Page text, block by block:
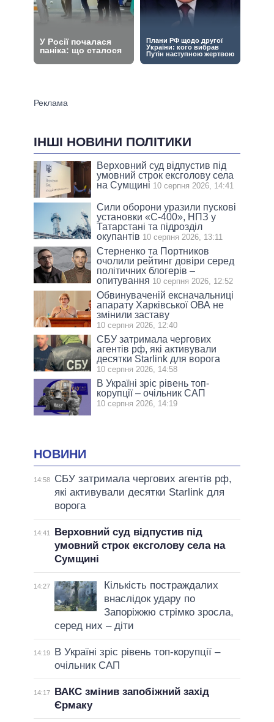
ІНШІ НОВИНИ ПОЛІТИКИ
Верховний суд відпустив під
умовний строк ексголову села
на Сумщині 10 серпня 2026, 14:41
Сили оборони уразили пускові
установки «С-400», НПЗ у
Татарстані та підрозділ
окупантів 10 серпня 2026, 13:11
Стерненко та Портников
очолили рейтинг довіри серед
політичних блогерів –
опитування 10 серпня 2026, 12:52
Обвинуваченій ексначальниці
апарату Харківської ОВА не
змінили заставу
10 серпня 2026, 12:40
СБУ затримала чергових
агентів рф, які активували
десятки Starlink для ворога
10 серпня 2026, 14:58
В Україні зріс рівень топ-
корупції – очільник САП
10 серпня 2026, 14:19
НОВИНИ
14:58
СБУ затримала чергових агентів рф,
які активували десятки Starlink для
ворога
14:41
Верховний суд відпустив під
умовний строк ексголову села на
Сумщині
14:27
Кількість постраждалих
внаслідок удару по
Запоріжжю стрімко зросла,
серед них – діти
14:19
В Україні зріс рівень топ-корупції –
очільник САП
14:17
ВАКС змінив запобіжний захід
Єрмаку